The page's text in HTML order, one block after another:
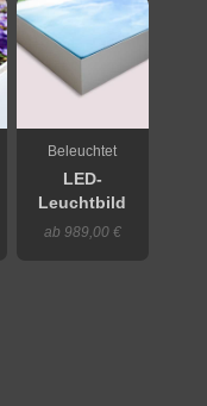
Beleuchtet
LED-
Leuchtbild
ab 989,00 €